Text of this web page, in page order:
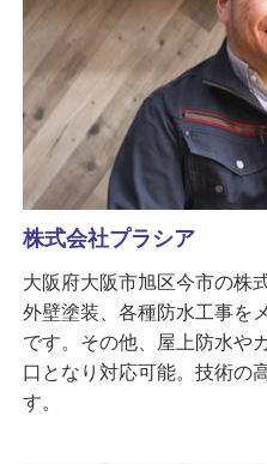
株式会社プラシア
大阪府大阪市旭区今市の株
外壁塗装、各種防水工事を
です。その他、屋上防水や
口となり対応可能。技術の
す。